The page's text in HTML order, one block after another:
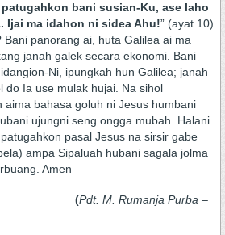
bani susian-Ku, ase laho
Ijai ma idahon ni sidea Ahu!” (ayat 10).
Bani panorang ai, huta Galilea ai ma
janah galek secara ekonomi. Bani
Ni, ipungkah hun Galilea; janah
do Ia use mulak hujai. Na sihol
aima bahasa goluh ni Jesus humbani
ujungni seng ongga mubah. Halani
pasal Jesus na sirsir gabe
ampa Sipaluah hubani sagala jolma
Amen
Pdt. M. Rumanja Purba –